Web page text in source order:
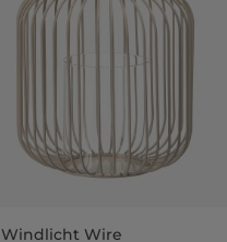
Windlicht Wire